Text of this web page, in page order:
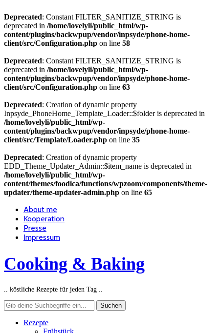
Deprecated: Constant FILTER_SANITIZE_STRING is
deprecated in /home/lovelyli/public_html/wp-
content/plugins/backwpup/vendor/inpsyde/phone-home-
client/src/Configuration.php on line 58
Deprecated: Constant FILTER_SANITIZE_STRING is
deprecated in /home/lovelyli/public_html/wp-
content/plugins/backwpup/vendor/inpsyde/phone-home-
client/src/Configuration.php on line 63
Deprecated: Creation of dynamic property
Inpsyde_PhoneHome_Template_Loader::$folder is deprecated in
/home/lovelyli/public_html/wp-
content/plugins/backwpup/vendor/inpsyde/phone-home-
client/src/Template/Loader.php on line 35
Deprecated: Creation of dynamic property
EDD_Theme_Updater_Admin::$item_name is deprecated in
/home/lovelyli/public_html/wp-
content/themes/foodica/functions/wpzoom/components/theme-
updater/theme-updater-admin.php on line 65
About me
Kooperation
Presse
Impressum
Cooking & Baking
.. köstliche Rezepte für jeden Tag ..
Rezepte